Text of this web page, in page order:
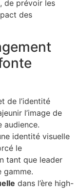
de prévoir les
des
de l’identité
l’image de
audience.
identité visuelle
le
tant que leader
gamme.
dans l’ère high-